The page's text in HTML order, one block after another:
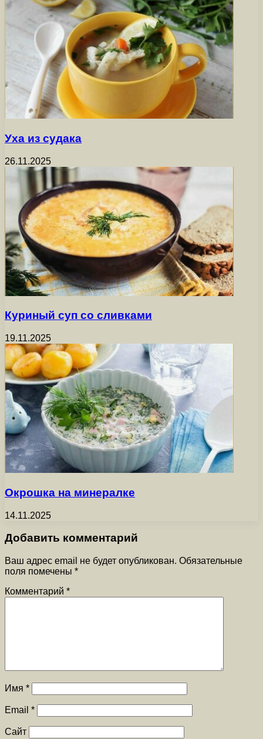
Уха из судака
26.11.2025
Куриный суп со сливками
19.11.2025
Окрошка на минералке
14.11.2025
Добавить комментарий
Ваш адрес email не будет опубликован. Обязательные
поля помечены *
Комментарий *
Имя *
Email *
Сайт